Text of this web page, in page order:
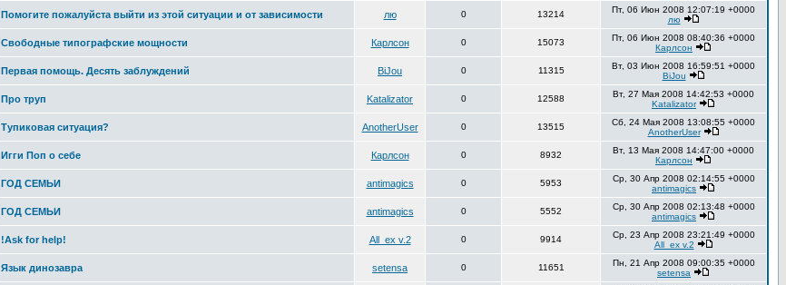
Помогите пожалуйста выйти из этой ситуации и от зависимости лю 0 13214
Пт, 06 Июн 2008 12:07:19 +0000
лю
Свободные типографские мощности Карлсон 0 15073
Пт, 06 Июн 2008 08:40:36 +0000
Карлсон
Первая помощь. Десять заблуждений BiJou 0 11315
Вт, 03 Июн 2008 16:59:51 +0000
BiJou
Про труп Katalizator 0 12588
Вт, 27 Мая 2008 14:42:53 +0000
Katalizator
Тупиковая ситуация? AnotherUser 0 13515
Сб, 24 Мая 2008 13:08:55 +0000
AnotherUser
Игги Поп о себе Карлсон 0 8932
Вт, 13 Мая 2008 14:47:00 +0000
Карлсон
ГОД СЕМЬИ antimagics 0 5953
Ср, 30 Апр 2008 02:14:55 +0000
antimagics
ГОД СЕМЬИ antimagics 0 5552
Ср, 30 Апр 2008 02:13:48 +0000
antimagics
!Ask for help! All_ex v.2 0 9914
Ср, 23 Апр 2008 23:21:49 +0000
All_ex v.2
Язык динозавра setensa 0 11651
Пн, 21 Апр 2008 09:00:35 +0000
setensa